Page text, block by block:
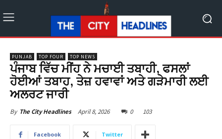
PUNJAB TOP FOUR TOP NEWS
ਪੰਜਾਬ ਵਿੱਚ ਮੀਂਹ ਨੇ ਮਚਾਈ ਤਬਾਹੀ, ਫਸਲਾਂ
ਹੋਈਆਂ ਤਬਾਹ, ਤੇਜ਼ ਹਵਾਵਾਂ ਅਤੇ ਗੜੇਮਾਰੀ ਲਈ
ਅਲਰਟ ਜਾਰੀ
By The City Headlines April 8, 2026 0 103
Facebook Twitter